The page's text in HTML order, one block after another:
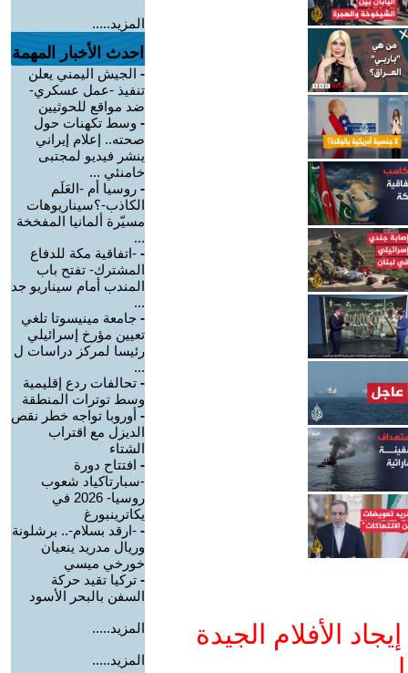
الأفلام الجيدة
المزيد.....
احدث الأخبار المهمة
- الجيش اليمني يعلن
تنفيذ -عمل عسكري-
ضد مواقع للحوثيين
- وسط تكهنات حول
صحته.. إعلام إيراني
ينشر فيديو لمجتبى
خامنئي ...
- روسيا أم -العَلَم
الكاذب-؟سيناريوهات
مسيّرة ألمانيا المفخخة
...
- -اتفاقية مكة للدفاع
المشترك- تفتح باب
المندب أمام سيناريو جد
...
- جامعة مينيسوتا تلغي
تعيين مؤرخ إسرائيلي
رئيسا لمركز دراسات ل
...
- تحالفات ردع إقليمية
وسط توترات المنطقة
- أوروبا تواجه خطر نقص
الديزل مع اقتراب
الشتاء
- افتتاح دورة
-سبارتاكياد شعوب
روسيا- 2026 في
يكاترينبورغ
- -ارقد بسلام-.. برشلونة
وريال مدريد ينعيان
خورخي ميسي
- تركيا تقيد حركة
السفن بالبحر الأسود
المزيد.....
المزيد.....